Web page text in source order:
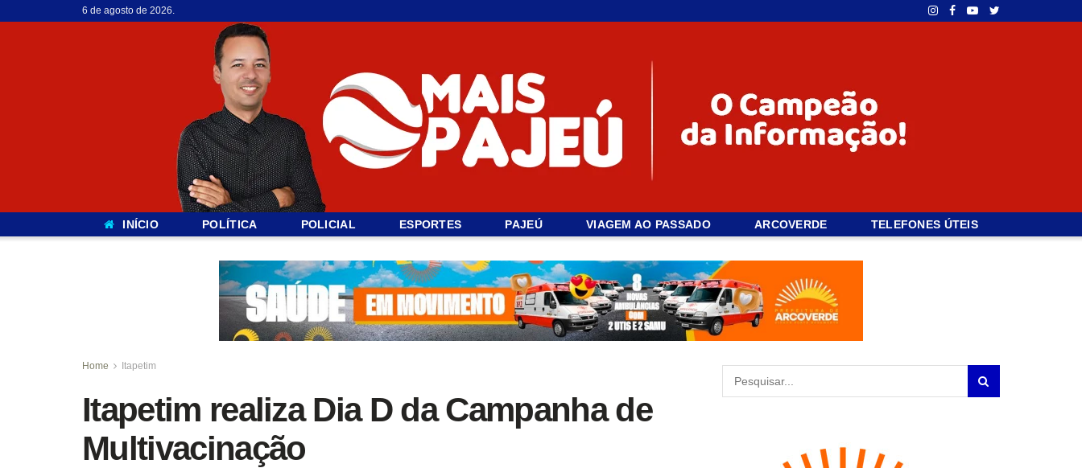
6 de agosto de 2026.
INÍCIO POLÍTICA POLICIAL ESPORTES PAJEÚ VIAGEM AO PASSADO ARCOVERDE TELEFONES ÚTEIS
Home Itapetim
Itapetim realiza Dia D da Campanha de
Multivacinação